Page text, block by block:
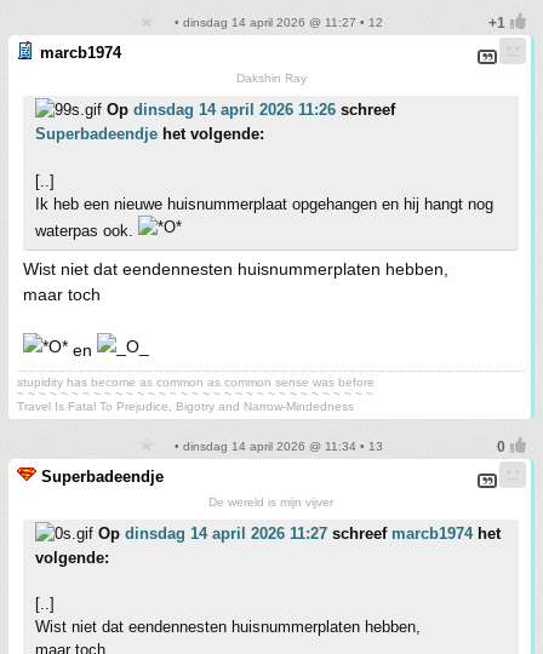
• dinsdag 14 april 2026 @ 11:27 • 12
marcb1974
Dakshin Ray
Op dinsdag 14 april 2026 11:26 schreef
Superbadeendje het volgende:
[..]
Ik heb een nieuwe huisnummerplaat opgehangen en hij hangt nog
waterpas ook.
Wist niet dat eendennesten huisnummerplaten hebben,
maar toch
en
stupidity has become as common as common sense was before
~ ~ ~ ~ ~ ~ ~ ~ ~ ~ ~ ~ ~ ~ ~ ~ ~ ~ ~ ~ ~ ~ ~ ~ ~ ~ ~ ~ ~ ~ ~ ~ ~
Travel Is Fatal To Prejudice, Bigotry and Narrow-Mindedness
• dinsdag 14 april 2026 @ 11:34 • 13
Superbadeendje
De wereld is mijn vijver
Op dinsdag 14 april 2026 11:27 schreef marcb1974het
volgende:
[..]
Wist niet dat eendennesten huisnummerplaten hebben,
maar toch